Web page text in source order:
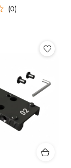
(0)